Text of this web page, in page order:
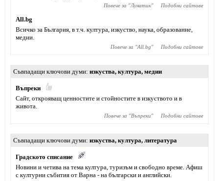
Повече за "Лунатик" Подобни сайтове
All.bg
Всичко за България, в т.ч. култура, изкуство, наука, образование,
медии.
Повече за "All.bg" Подобни сайтове
Съвпадащи ключови думи изкуства, култура, медии
Въпреки
Сайт, открояващ ценностите и стойностите в изкуството и в
живота.
Повече за "Въпреки" Подобни сайтове
Съвпадащи ключови думи изкуства, култура, литература
Градското списание
Новини и четива на тема култура, туризъм и свободно време. Афиш
с културни събития от Варна - на български и английски.